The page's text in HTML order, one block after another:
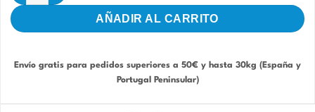
AÑADIR AL CARRITO
Envío gratis para pedidos superiores a 50€ y hasta 30kg (España y
Portugal Peninsular)